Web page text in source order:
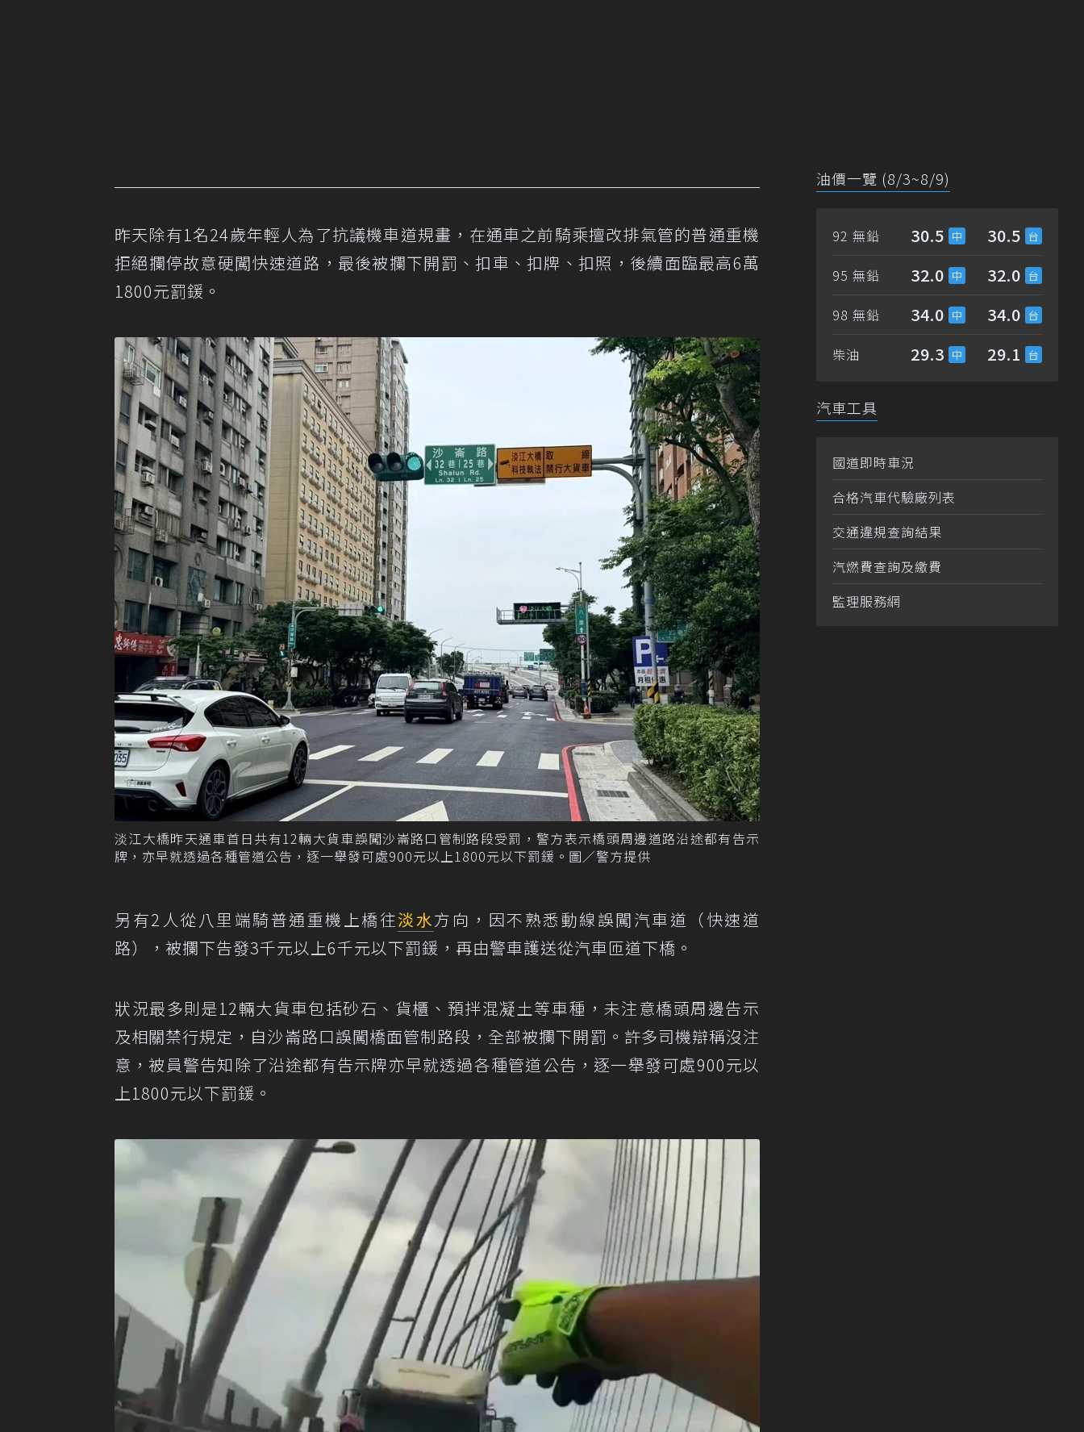
昨天除有1名24歲年輕人為了抗議機車道規畫，在通車之前騎乘擅改排氣管的普通重機
拒絕攔停故意硬闖快速道路，最後被攔下開罰、扣車、扣牌、扣照，後續面臨最高6萬
1800元罰鍰。
淡江大橋昨天通車首日共有12輛大貨車誤闖沙崙路口管制路段受罰，警方表示橋頭周邊道路沿途都有告示
牌，亦早就透過各種管道公告，逐一舉發可處900元以上1800元以下罰鍰。圖／警方提供
另有2人從八里端騎普通重機上橋往淡水方向，因不熟悉動線誤闖汽車道（快速道
路），被攔下告發3千元以上6千元以下罰鍰，再由警車護送從汽車匝道下橋。
狀況最多則是12輛大貨車包括砂石、貨櫃、預拌混凝土等車種，未注意橋頭周邊告示
及相關禁行規定，自沙崙路口誤闖橋面管制路段，全部被攔下開罰。許多司機辯稱沒注
意，被員警告知除了沿途都有告示牌亦早就透過各種管道公告，逐一舉發可處900元以
上1800元以下罰鍰。
油價一覽 (8/3~8/9)
92 無鉛 30.5 30.5
95 無鉛 32.0 32.0
98 無鉛 34.0 34.0
柴油 29.3 29.1
汽車工具
國道即時車況
合格汽車代驗廠列表
交通違規查詢結果
汽燃費查詢及繳費
監理服務網